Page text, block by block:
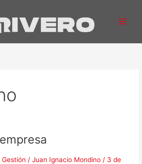
Gestión /Juan Ignacio Mondino / 3 de